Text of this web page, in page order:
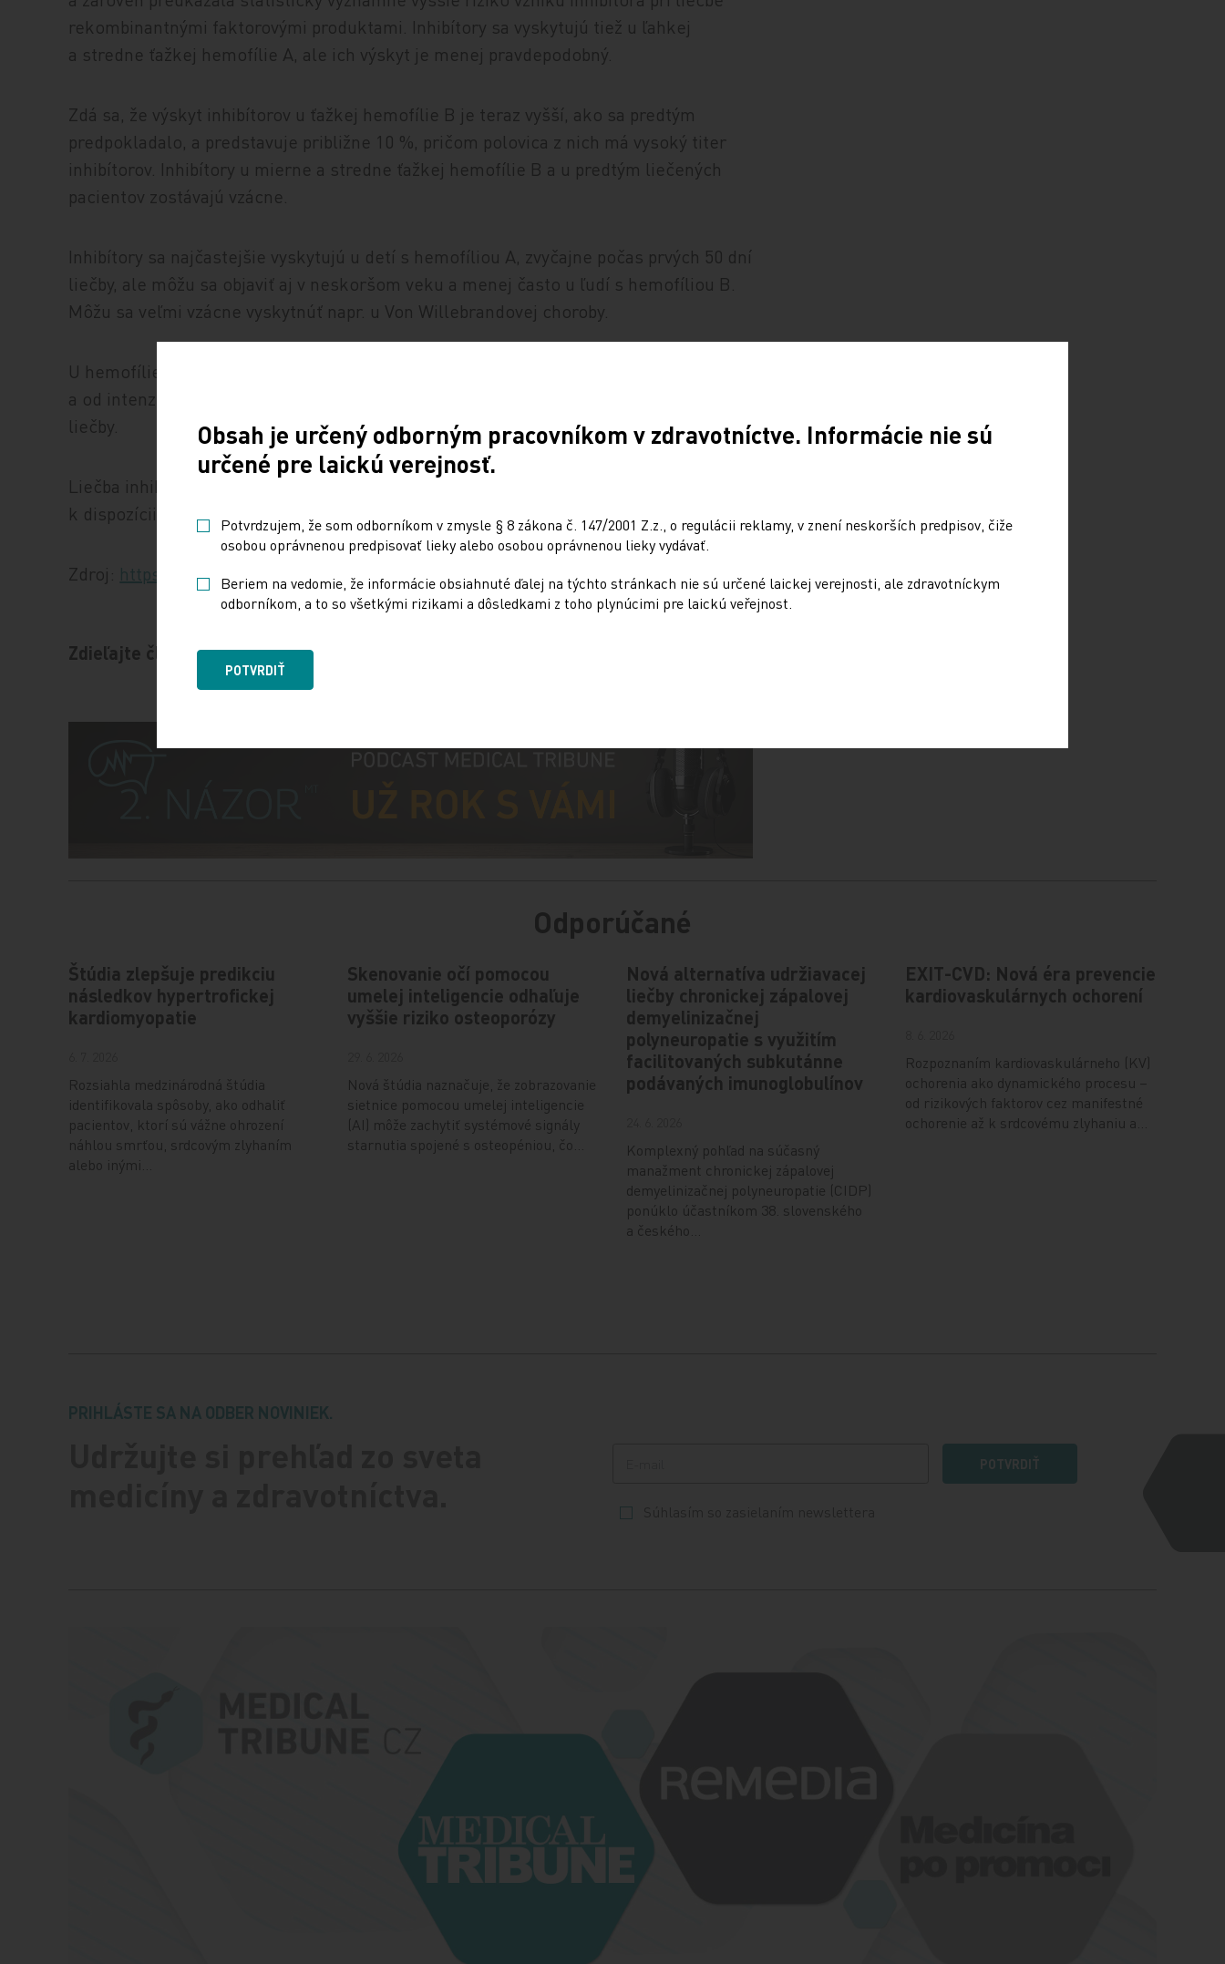
rekombinantnými faktorovými produktami. Inhibítory sa vyskytujú tiež u ľahkej
a stredne ťažkej hemofílie A, ale ich výskyt je menej pravdepodobný.
Zdá sa, že výskyt inhibítorov u ťažkej hemofílie B je teraz vyšší, ako sa predtým
predpokladalo, a predstavuje približne 10 %, pričom polovica z nich má vysoký titer
inhibítorov. Inhibítory u mierne a stredne ťažkej hemofílie B a u predtým liečených
pacientov zostávajú vzácne.
Inhibítory sa najčastejšie vyskytujú u detí s hemofíliou A, zvyčajne počas prvých 50 dní
liečby, ale môžu sa objaviť aj v neskoršom veku a menej často u ľudí s hemofíliou B.
Môžu sa veľmi vzácne vyskytnúť napr. u Von Willebrandovej choroby.
U hemofílie A miera rizika vzniku inhibítorov závisí od genetickej mutácie
a od intenzity liečby, ale v priemere sa pohybuje okolo 13 % počas prvých 100 dní
liečby.
Liečba inhibítorov u hemofílie B zostáva zložitejšia, ale možnosti liečby sú
k dispozícii.
Zdroj: https://haemophilia.org.uk/advances-in-inhibitor-knowledge-and-treatment/
Zdieľajte článok
Odporúčané
Štúdia zlepšuje predikciu
následkov hypertrofickej
kardiomyopatie
Rozsiahla medzinárodná štúdia
identifikovala spôsoby, ako odhaliť
pacientov, ktorí sú vážne ohrození
náhlou smrťou, srdcovým zlyhaním
alebo inými…
Skenovanie očí pomocou
umelej inteligencie odhaľuje
vyššie riziko osteoporózy
Nová štúdia naznačuje, že zobrazovanie
sietnice pomocou umelej inteligencie
(AI) môže zachytiť systémové signály
starnutia spojené s osteopéniou, čo…
Nová alternatíva udržiavacej
liečby chronickej zápalovej
demyelinizačnej
polyneuropatie s využitím
facilitovaných subkutánne
podávaných imunoglobulínov
Komplexný pohľad na súčasný
manažment chronickej zápalovej
demyelinizačnej polyneuropatie (CIDP)
ponúklo účastníkom 38. slovenského
a českého…
EXIT-CVD: Nová éra prevencie
kardiovaskulárnych ochorení
Rozpoznaním kardiovaskulárneho (KV)
ochorenia ako dynamického procesu –
od rizikových faktorov cez manifestné
ochorenie až k srdcovému zlyhaniu a…
PRIHLÁSTE SA NA ODBER NOVINIEK.
POTVRDIŤ
Obsah je určený odborným pracovníkom v zdravotníctve. Informácie nie sú
určené pre laickú verejnosť.
Potvrdzujem, že som odborníkom v zmysle § 8 zákona č. 147/2001 Z.z., o regulácii reklamy, v znení neskorších predpisov, čiže
osobou oprávnenou predpisovať lieky alebo osobou oprávnenou lieky vydávať.
Beriem na vedomie, že informácie obsiahnuté ďalej na týchto stránkach nie sú určené laickej verejnosti, ale zdravotníckym
odborníkom, a to so všetkými rizikami a dôsledkami z toho plynúcimi pre laickú veřejnost.
POTVRDIŤ